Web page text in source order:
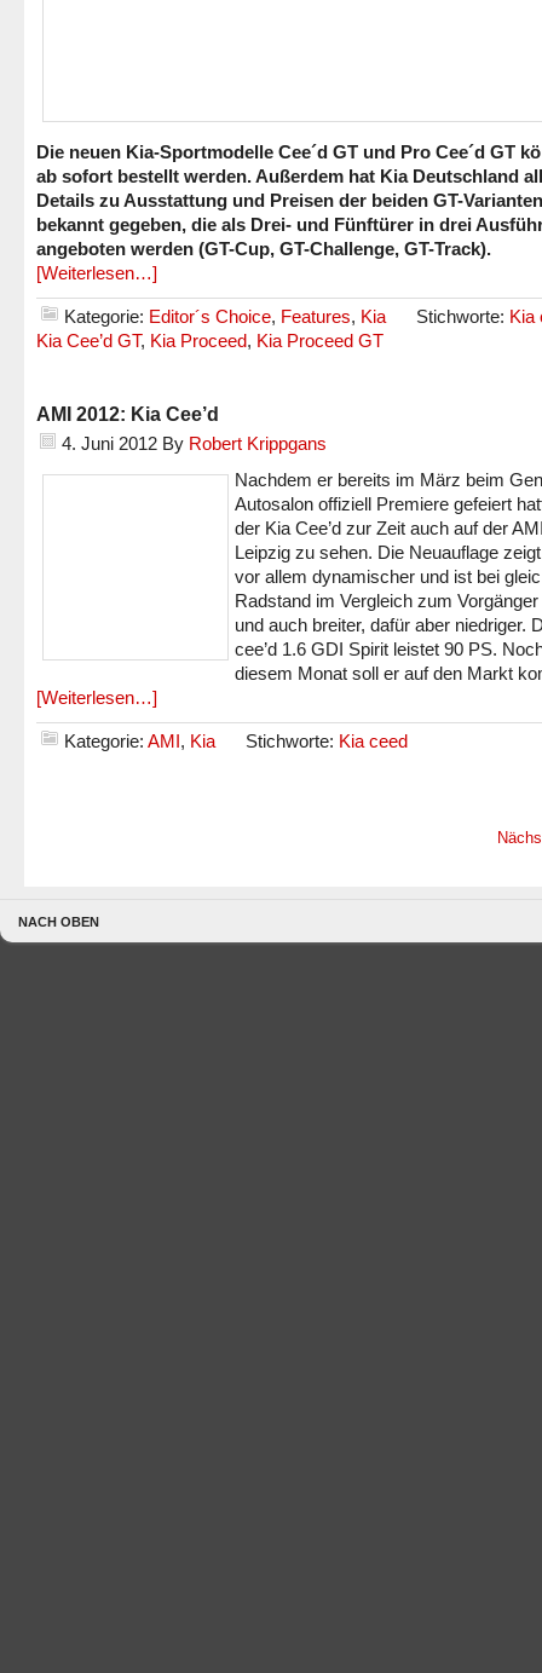
Die neuen Kia-Sportmodelle Cee´d GT und Pro Cee´d GT
ab sofort bestellt werden. Außerdem hat Kia Deutschland
Details zu Ausstattung und Preisen der beiden GT-Varianten
bekannt gegeben, die als Drei- und Fünftürer in drei
angeboten werden (GT-Cup, GT-Challenge, GT-Track).
[Weiterlesen…]
Kategorie: Editor´s Choice, Features, Kia Stichworte: Kia
Kia Cee’d GT, Kia Proceed, Kia Proceed GT
AMI 2012: Kia Cee’d
4. Juni 2012 By Robert Krippgans
Nachdem er bereits im März beim
Autosalon offiziell Premiere gefeiert
der Kia Cee’d zur Zeit auch auf der
Leipzig zu sehen. Die Neuauflage
vor allem dynamischer und ist bei
Radstand im Vergleich zum
und auch breiter, dafür aber niedriger.
cee’d 1.6 GDI Spirit leistet 90 PS.
diesem Monat soll er auf den Markt
[Weiterlesen…]
Kategorie: AMI, Kia Stichworte: Kia ceed
NACH OBEN